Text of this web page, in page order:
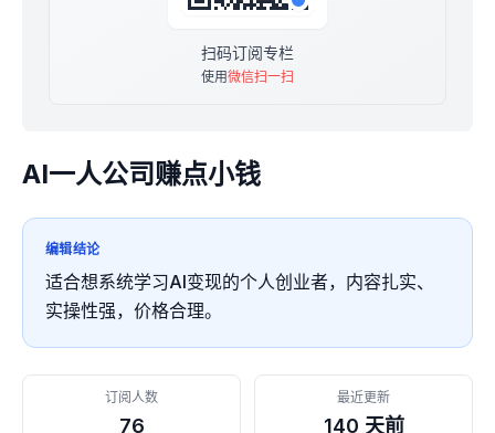
扫码订阅专栏
使用微信扫一扫
AI一人公司赚点小钱
编辑结论
适合想系统学习AI变现的个人创业者，内容扎实、
实操性强，价格合理。
订阅人数
76
最近更新
140 天前